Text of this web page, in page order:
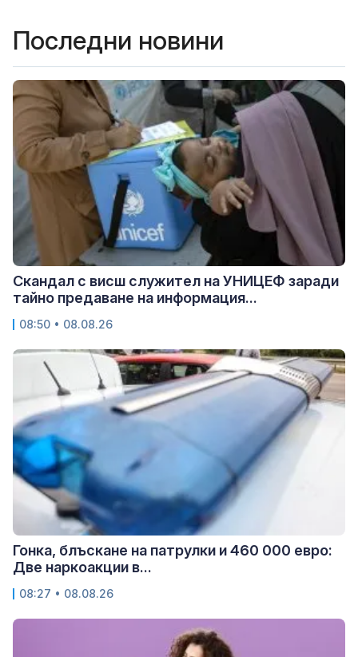
Последни новини
Скандал с висш служител на УНИЦЕФ заради
тайно предаване на информация...
08:50 • 08.08.26
Гонка, блъскане на патрулки и 460 000 евро:
Две наркоакции в...
08:27 • 08.08.26